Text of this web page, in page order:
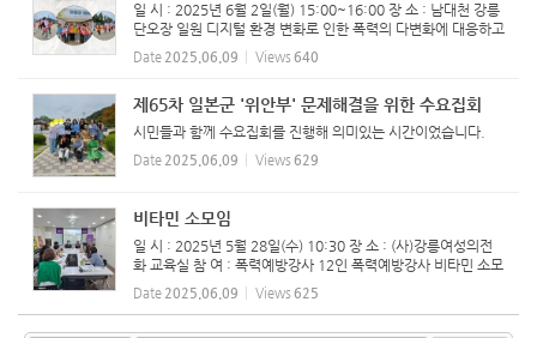
일 시 : 2025년 6월 2일(월) 15:00~16:00 장 소 : 남대천 강릉
단오장 일원 디지털 환경 변화로 인한 폭력의 다변화에 대응하고
안전한 지역사회 조성을 위해 강릉시 인구가족과와 민간단체들
이 2일 오후 남대천 강릉 단오장 일원에서 진행한 민관 합동 캠
Date 2025.06.09 Views 640
제65차 일본군 '위안부' 문제해결을 위한 수요집회
시민들과 함께 수요집회를 진행해 의미있는 시간이었습니다.
Date 2025.06.09 Views 629
비타민 소모임
일 시 : 2025년 5월 28일(수) 10:30 장 소 : (사)강릉여성의전
화 교육실 참 여 : 폭력예방강사 12인 ​폭력예방강사 비타민 소모
임 진행하였습니다.
Date 2025.06.09 Views 625